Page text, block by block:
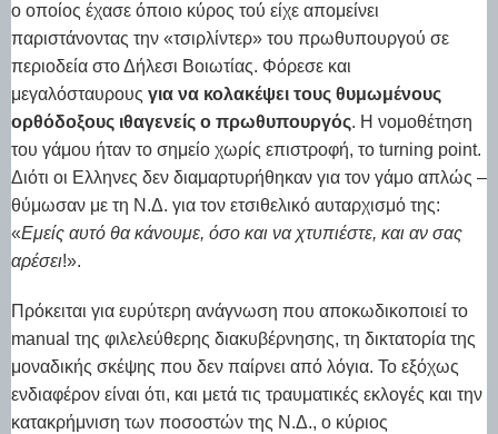
ο οποίος έχασε όποιο κύρος τού είχε απομείνει
παριστάνοντας την «τσιρλίντερ» του πρωθυπουργού σε
περιοδεία στο Δήλεσι Βοιωτίας. Φόρεσε και
μεγαλόσταυρους για να κολακέψει τους θυμωμένους
ορθόδοξους ιθαγενείς ο πρωθυπουργός. Η νομοθέτηση
του γάμου ήταν το σημείο χωρίς επιστροφή, το turning point.
Διότι οι Ελληνες δεν διαμαρτυρήθηκαν για τον γάμο απλώς –
θύμωσαν με τη Ν.Δ. για τον ετσιθελικό αυταρχισμό της:
«Εμείς αυτό θα κάνουμε, όσο και να χτυπιέστε, και αν σας
αρέσει!».
Πρόκειται για ευρύτερη ανάγνωση που αποκωδικοποιεί το
manual της φιλελεύθερης διακυβέρνησης, τη δικτατορία της
μοναδικής σκέψης που δεν παίρνει από λόγια. Το εξόχως
ενδιαφέρον είναι ότι, και μετά τις τραυματικές εκλογές και την
κατακρήμνιση των ποσοστών της Ν.Δ., ο κύριος